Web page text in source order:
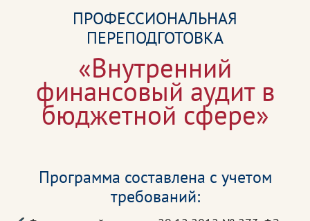
ПРОФЕССИОНАЛЬНАЯ
ПЕРЕПОДГОТОВКА
«Внутренний
финансовый аудит в
бюджетной сфере»
Программа составлена с учетом
требований: